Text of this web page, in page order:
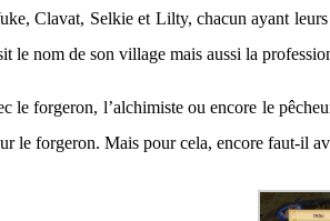
Clavat, Selkie et Lilty, chacun ayant
le nom de son village mais aussi la
forgeron, l’alchimiste ou encore le
le forgeron. Mais pour cela, encore faut-il